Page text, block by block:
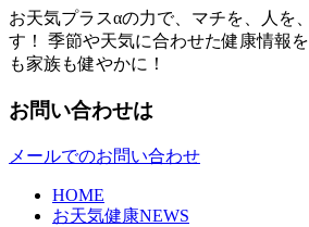
お天気プラスαの力で、マチを、人を
す！ 季節や天気に合わせた健康情報
も家族も健やかに！
お問い合わせは
メールでのお問い合わせ
HOME
お天気健康NEWS